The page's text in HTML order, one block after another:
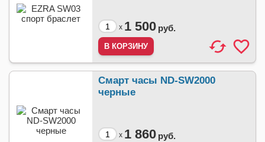
x 1 500 руб.
Смарт часы ND-SW2000
черные
x 1 860 руб.